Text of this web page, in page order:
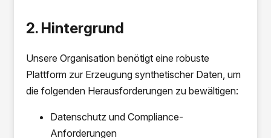
2. Hintergrund
Unsere Organisation benötigt eine robuste
Plattform zur Erzeugung synthetischer Daten, um
die folgenden Herausforderungen zu bewältigen:
Datenschutz und Compliance-
Anforderungen